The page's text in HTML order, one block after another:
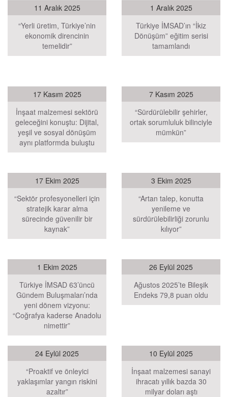
11 Aralık 2025
“Yerli üretim, Türkiye’nin
ekonomik direncinin
temelidir”
1 Aralık 2025
Türkiye İMSAD’ın “İkiz
Dönüşüm” eğitim serisi
tamamlandı
17 Kasım 2025
İnşaat malzemesi sektörü
geleceğini konuştu: Dijital,
yeşil ve sosyal dönüşüm
aynı platformda buluştu
7 Kasım 2025
“Sürdürülebilir şehirler,
ortak sorumluluk bilinciyle
mümkün”
17 Ekim 2025
“Sektör profesyonelleri için
stratejik karar alma
sürecinde güvenilir bir
kaynak”
3 Ekim 2025
“Artan talep, konutta
yenileme ve
sürdürülebilirliği zorunlu
kılıyor”
1 Ekim 2025
Türkiye İMSAD 63’üncü
Gündem Buluşmaları’nda
yeni dönem vizyonu:
“Coğrafya kaderse Anadolu
nimettir”
26 Eylül 2025
Ağustos 2025’te Bileşik
Endeks 79,8 puan oldu
24 Eylül 2025
“Proaktif ve önleyici
yaklaşımlar yangın riskini
azaltır”
10 Eylül 2025
İnşaat malzemesi sanayi
ihracatı yıllık bazda 30
milyar doları aştı